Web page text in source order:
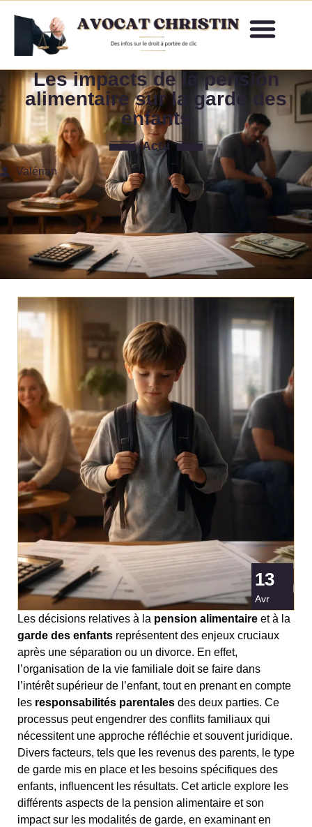
Les impacts de la pension
alimentaire sur la garde des
enfants
Actu
Valérian
13
Avr
Les décisions relatives à la pension alimentaire et à la
garde des enfants représentent des enjeux cruciaux
après une séparation ou un divorce. En effet,
l’organisation de la vie familiale doit se faire dans
l’intérêt supérieur de l’enfant, tout en prenant en compte
les responsabilités parentales des deux parties. Ce
processus peut engendrer des conflits familiaux qui
nécessitent une approche réfléchie et souvent juridique.
Divers facteurs, tels que les revenus des parents, le type
de garde mis en place et les besoins spécifiques des
enfants, influencent les résultats. Cet article explore les
différents aspects de la pension alimentaire et son
impact sur les modalités de garde, en examinant en